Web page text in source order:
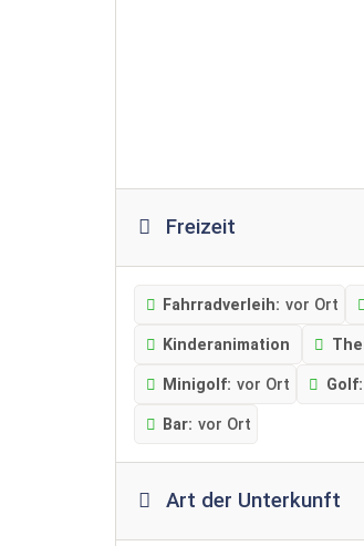
Freizeit
Fahrradverleih: vor Ort
Kinderanimation
Minigolf: vor Ort Golf:
Bar: vor Ort
Art der Unterkunft